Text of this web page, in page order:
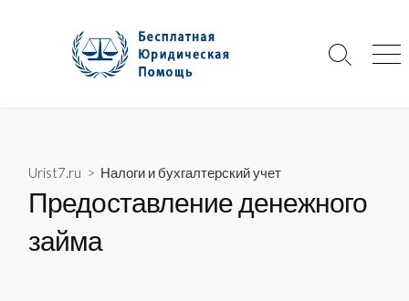
Search
Urist7.ru > Налоги и бухгалтерский учет
Предоставление денежного
займа